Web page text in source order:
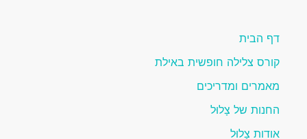
דף הבית
קורס צלילה חופשית באילת
מאמרים ומדריכים
החנות של צָלוּל
אודות צָלוּל